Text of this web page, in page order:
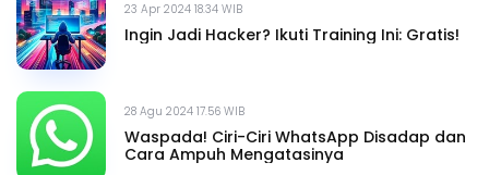
23 Apr 2024 18.34 WIB
Ingin Jadi Hacker? Ikuti Training Ini: Gratis!
28 Agu 2024 17.56 WIB
Waspada! Ciri-Ciri WhatsApp Disadap dan
Cara Ampuh Mengatasinya